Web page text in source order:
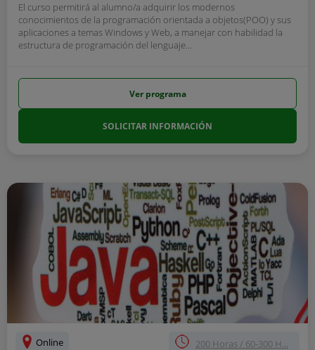
El curso permitirá al alumno/a adquirir los modernos
conocimientos de la programación orientada a objetos(POO) y sus
aplicaciones a temas Windows y Web, a manejar con habilidad la
estructura de programación del lenguaje...
Ver programa
SOLICITAR INFORMACIÓN
Online 200 Horas / 60-300 H...